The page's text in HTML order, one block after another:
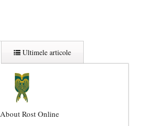
Ultimele articole
About Rost Online